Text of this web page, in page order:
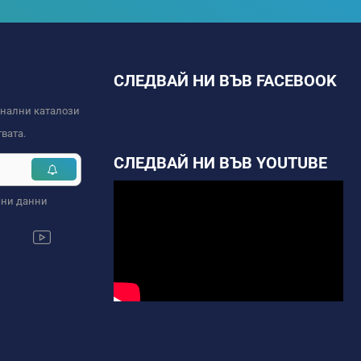
каталози
данни
СЛЕДВАЙ НИ ВЪВ FACEBOOK
СЛЕДВАЙ НИ ВЪВ YOUTUBE